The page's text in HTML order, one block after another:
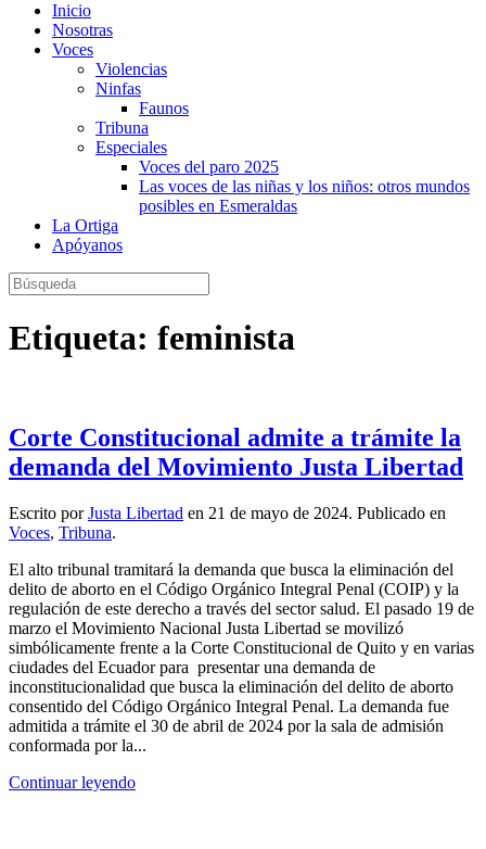
Inicio
Nosotras
Voces
Violencias
Ninfas
Faunos
Tribuna
Especiales
Voces del paro 2025
Las voces de las niñas y los niños: otros mundos
posibles en Esmeraldas
La Ortiga
Apóyanos
Etiqueta: feminista
Corte Constitucional admite a trámite la
demanda del Movimiento Justa Libertad
Escrito porJusta Libertad en 21 de mayo de 2024. Publicado en
Voces, Tribuna.
El alto tribunal tramitará la demanda que busca la eliminación del
delito de aborto en el Código Orgánico Integral Penal (COIP) y la
regulación de este derecho a través del sector salud. El pasado 19 de
marzo el Movimiento Nacional Justa Libertad se movilizó
simbólicamente frente a la Corte Constitucional de Quito y en varias
ciudades del Ecuador para presentar una demanda de
inconstitucionalidad que busca la eliminación del delito de aborto
consentido del Código Orgánico Integral Penal. La demanda fue
admitida a trámite el 30 de abril de 2024 por la sala de admisión
conformada por la...
Continuar leyendo